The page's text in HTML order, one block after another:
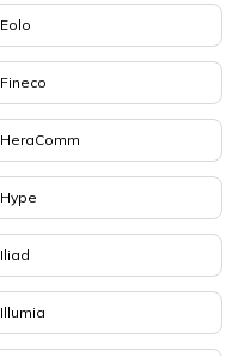
Eolo
Fineco
HeraComm
Hype
Iliad
Illumia